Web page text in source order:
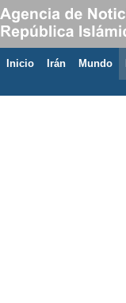
Inicio Irán Mundo